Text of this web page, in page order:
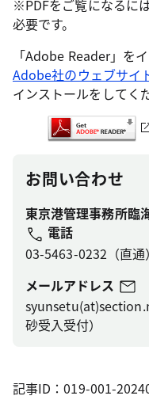
※PDFをご覧になるに
必要です。
「Adobe Reader」を
Adobe社のウェブサイ
インストールをしてく
お問い合わせ
東京港管理事務所臨
電話
03-5463-0232（直通）
メールアドレス
砂受入受付）
記事ID：019-001-